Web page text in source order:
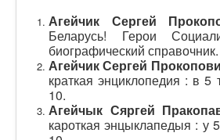
Агейчик Сергей
Беларусь! Герои
биографический
Агейчик Сергей
краткая энциклопедия : в
10.
Агейчык Сяргей
кароткая энцыклапедыя : у